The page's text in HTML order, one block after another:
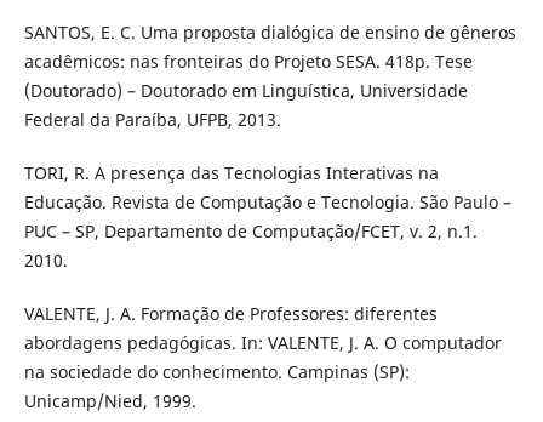
SANTOS, E. C. Uma proposta dialógica de ensino de gêneros
acadêmicos: nas fronteiras do Projeto SESA. 418p. Tese
(Doutorado) – Doutorado em Linguística, Universidade
Federal da Paraíba, UFPB, 2013.
TORI, R. A presença das Tecnologias Interativas na
Educação. Revista de Computação e Tecnologia. São Paulo –
PUC – SP, Departamento de Computação/FCET, v. 2, n.1.
2010.
VALENTE, J. A. Formação de Professores: diferentes
abordagens pedagógicas. In: VALENTE, J. A. O computador
na sociedade do conhecimento. Campinas (SP):
Unicamp/Nied, 1999.